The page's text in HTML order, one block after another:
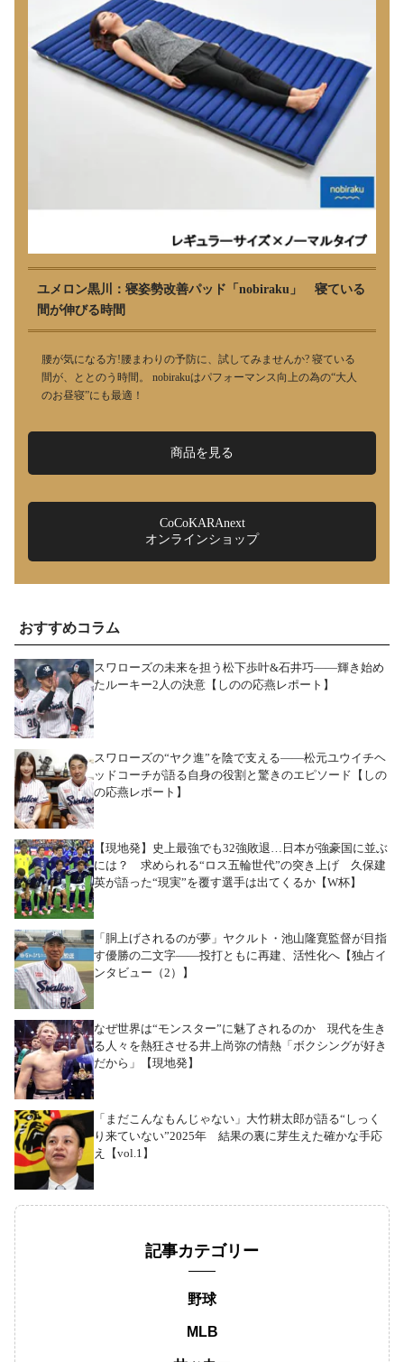
ユメロン黒川：寝姿勢改善パッド「nobiraku」 寝ている
間が伸びる時間
腰が気になる方!腰まわりの予防に、試してみませんか? 寝ている
間が、ととのう時間。 nobirakuはパフォーマンス向上の為の“大人
のお昼寝”にも最適！
商品を見る
CoCoKARAnext
オンラインショップ
おすすめコラム
スワローズの未来を担う松下歩叶&石井巧――輝き始め
たルーキー2人の決意【しのの応燕レポート】
スワローズの“ヤク進”を陰で支える――松元ユウイチヘ
ッドコーチが語る自身の役割と驚きのエピソード【しの
の応燕レポート】
【現地発】史上最強でも32強敗退…日本が強豪国に並ぶ
には？ 求められる“ロス五輪世代”の突き上げ 久保建
英が語った“現実”を覆す選手は出てくるか【W杯】
「胴上げされるのが夢」ヤクルト・池山隆寛監督が目指
す優勝の二文字――投打ともに再建、活性化へ【独占イ
ンタビュー（2）】
なぜ世界は“モンスター”に魅了されるのか 現代を生き
る人々を熱狂させる井上尚弥の情熱「ボクシングが好き
だから」【現地発】
「まだこんなもんじゃない」大竹耕太郎が語る“しっく
り来ていない”2025年 結果の裏に芽生えた確かな手応
え【vol.1】
記事カテゴリー
野球
MLB